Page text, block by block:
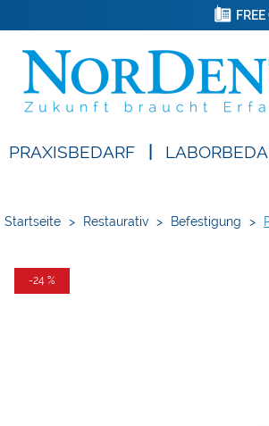
PRAXISBEDARF
Startseite > Restaurativ > Befestigung >
-24 %